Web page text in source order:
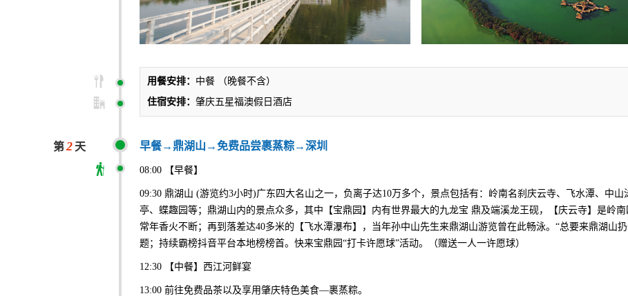
用餐安排： 中餐 （晚餐不含）
住宿安排： 肇庆五星福澳假日酒店
第2 天 早餐→鼎湖山→免费品尝裹蒸粽→深圳
08:00 【早餐】
09:30 鼎湖山 (游览约3小时)广东四大名山之一，负离子达10万多个，景点包括有：岭南名刹庆云寺、飞水潭、中山
亭、蝶趣园等；鼎湖山内的景点众多，其中【宝鼎园】内有世界最大的九龙宝 鼎及端溪龙王砚，【庆云寺】是岭南
常年香火不断；再到落差达40多米的【飞水潭瀑布】，当年孙中山先生来鼎湖山游览曾在此畅泳。“总要来鼎湖山
题；持续霸榜抖音平台本地榜榜首。快来宝鼎园“打卡许愿球”活动。（赠送一人一许愿球）
12:30 【中餐】西江河鲜宴
13:00 前往免费品茶以及享用肇庆特色美食—裹蒸粽。